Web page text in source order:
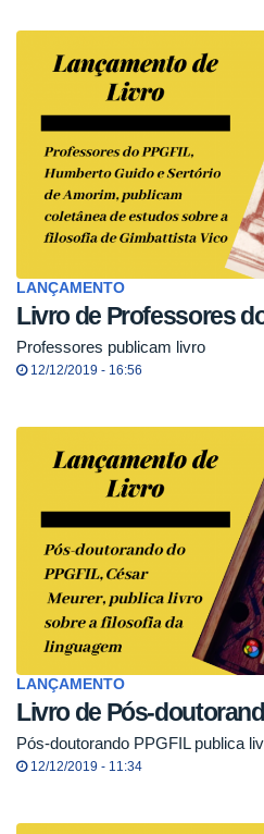
LANÇAMENTO
Livro de Professores
Professores publicam livro
12/12/2019 - 16:56
LANÇAMENTO
Livro de Pós-
Pós-doutorando PPGFIL publica
12/12/2019 - 11:34